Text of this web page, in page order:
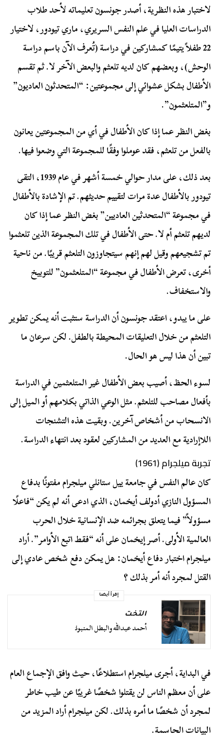
لاختبار هذه النظرية، أصدر جونسون تعليماته لأحد طلاب
الدراسات العليا في علم النفس السريري، ماري تيودور، لاختيار
22 طفلاً يتيمًا كمشاركين في دراسة (تُعرف الآن باسم دراسة
الوحش)، وبعضهم كان لديه تلعثم والبعض الآخر لا. ثم تقسم
الأطفال بشكل عشوائي إلى مجموعتين: “المتحدثون العاديون”
و”المتلعثمون”.
بغض النظر عما إذا كان الأطفال في أي من المجموعتين يعانون
بالفعل من تلعثم، فقد عوملوا وفقًا للمجموعة التي وضعوا فيها.
بعد ذلك، على مدار حوالي خمسة أشهر في عام 1939، التقى
تيودور بالأطفال عدة مرات لتقييم حديثهم. تم الإشادة بالأطفال
في مجموعة “المتحدثين العاديين” بغض النظر عما إذا كان
لديهم تلعثم أم لا. حتى الأطفال في تلك المجموعة الذين تلعثموا
تم تشجيعهم وقيل لهم إنهم سيتجاوزون التلعثم قريبًا. من ناحية
أخرى، تعرض الأطفال في مجموعة “المتلعثمون” للتوبيخ
والاستخفاف.
على ما يبدو، اعتقد جونسون أن الدراسة ستثبت أنه يمكن تطوير
التلعثم من خلال التعليقات المحيطة بالطفل. لكن سرعان ما
تبين أن هذا ليس هو الحال.
لسوء الحظ، أصيب بعض الأطفال غير المتلعثمين في الدراسة
بأفعال مصاحب للتلعثم. مثل الوعي الذاتي بكلامهم أو الميل إلى
الانسحاب من أشخاص آخرين. وبقيت هذه التشنجات
اللاإرادية مع العديد من المشاركين لعقود بعد انتهاء الدراسة.
تجربة ميلجرام (1961)
كان عالم النفس في جامعة ييل ستانلي ميلجرام مفتونًا بدفاع
المسؤول النازي أدولف أيخمان، الذي ادعى أنه لم يكن “فاعلًا
مسؤولاً” فيما يتعلق بجرائمه ضد الإنسانية خلال الحرب
العالمية الأولى. أصر إيخمان على أنه “فقط اتبع الأوامر”. أراد
ميلجرام اختبار دفاع أيخمان: هل يمكن دفع شخص عادي إلى
القتل لمجرد أنه أمر بذلك ؟
إقرأ أيضا
التخت
أحمد عبدالله والبطل المنبوذ
في البداية، أجرى ميلجرام استطلاعًا، حيث وافق الإجماع العام
على أن معظم الناس لن يقتلوا شخصًا غريبًا عن طيب خاطر
لمجرد أن شخصًا ما أمره بذلك. لكن ميلجرام أراد المزيد من
البيانات الحاسمة.